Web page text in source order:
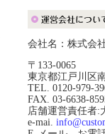
会社名：株式会
〒133-0065
東京都江戸川区
TEL. 0120-979-
FAX. 03-6638-
店舗運営責任者:
e-mai.